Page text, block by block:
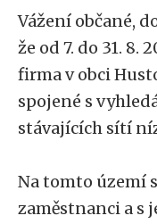
Vážení občané,
že od 7. do 31. 8.
firma v obci
spojené s
stávajících sítí
Na tomto území
zaměstnanci a s